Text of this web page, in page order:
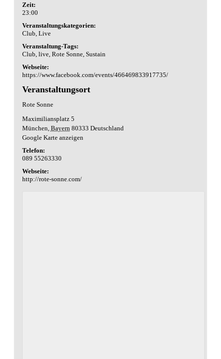
Zeit:
23:00
Veranstaltungskategorien:
Club Live
Veranstaltung-Tags:
Club live, Rote Sonne, Sustain
Webseite:
https://www.facebook.com/events/466469833917735/
Veranstaltungsort
Rote Sonne
Maximiliansplatz 5
München Bayern 80333 Deutschland
Google Karte anzeigen
Telefon:
089 55263330
Webseite:
http://rote-sonne.com/